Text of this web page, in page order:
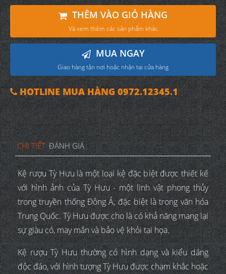
THÊM VÀO GIỎ HÀNG
Và xem thêm các sản phẩm khác
MUA NGAY
Giao hàng tận nơi hoặc nhận tại cửa hàng
HOTLINE MUA HÀNG 0972.12345.1
CHI TIẾT ĐÁNH GIÁ
Kệ rượu Tỳ Hưu là một loại kệ đặc biệt được thiết kế
với hình ảnh của Tỳ Hưu - một linh vật phong thủy
trong truyền thống Đông Á, đặc biệt là trong văn hóa
Trung Quốc. Tỳ Hưu được cho là có khả năng mang lại
sự giàu có, may mắn và bảo vệ khỏi tai họa.
Kệ rượu Tỳ Hưu thường có hình dạng và kiểu dáng
độc đáo, với hình tượng Tỳ Hưu được chạm khắc hoặc